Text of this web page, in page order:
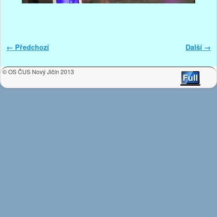
Navigace v obrázku
← Předchozí Další →
© OS ČUS Nový Jičín 2013